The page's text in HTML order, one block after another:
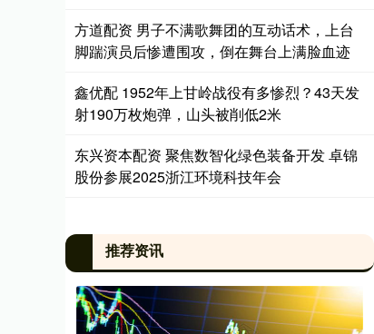
方道配资 男子不满歌舞团的互动话术，上台
脚踹演员后惨遭围攻，倒在舞台上满脸血迹
鑫优配 1952年上甘岭战役有多惨烈？43天发
射190万枚炮弹，山头被削低2米
东兴资本配资 聚焦数智化绿色装备开发 卓锦
股份参展2025浙江环境科技年会
推荐资讯